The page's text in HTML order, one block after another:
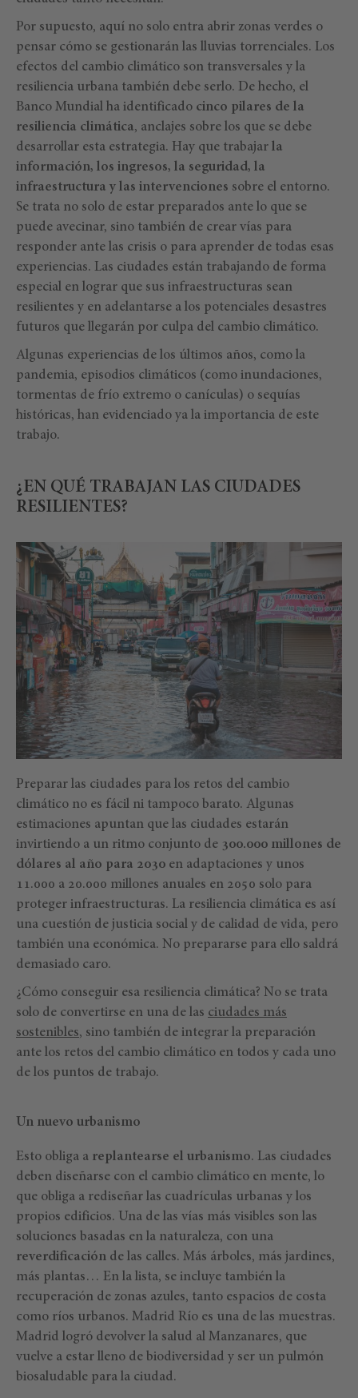
Por supuesto, aquí no solo entra abrir zonas verdes o
pensar cómo se gestionarán las lluvias torrenciales. Los
efectos del cambio climático son transversales y la
resiliencia urbana también debe serlo. De hecho, el
Banco Mundial ha identificado cinco pilares de la
resiliencia climática, anclajes sobre los que se debe
desarrollar esta estrategia. Hay que trabajar la
información, los ingresos, la seguridad, la
infraestructura y las intervenciones sobre el entorno.
Se trata no solo de estar preparados ante lo que se
puede avecinar, sino también de crear vías para
responder ante las crisis o para aprender de todas esas
experiencias. Las ciudades están trabajando de forma
especial en lograr que sus infraestructuras sean
resilientes y en adelantarse a los potenciales desastres
futuros que llegarán por culpa del cambio climático.
Algunas experiencias de los últimos años, como la
pandemia, episodios climáticos (como inundaciones,
tormentas de frío extremo o canículas) o sequías
históricas, han evidenciado ya la importancia de este
trabajo.
¿EN QUÉ TRABAJAN LAS CIUDADES
RESILIENTES?
Preparar las ciudades para los retos del cambio
climático no es fácil ni tampoco barato. Algunas
estimaciones apuntan que las ciudades estarán
invirtiendo a un ritmo conjunto de 300.000 millones de
dólares al año para 2030 en adaptaciones y unos
11.000 a 20.000 millones anuales en 2050 solo para
proteger infraestructuras. La resiliencia climática es así
una cuestión de justicia social y de calidad de vida, pero
también una económica. No prepararse para ello saldrá
demasiado caro.
¿Cómo conseguir esa resiliencia climática? No se trata
solo de convertirse en una de las ciudades más
sostenibles, sino también de integrar la preparación
ante los retos del cambio climático en todos y cada uno
de los puntos de trabajo.
Un nuevo urbanismo
Esto obliga a replantearse el urbanismo. Las ciudades
deben diseñarse con el cambio climático en mente, lo
que obliga a rediseñar las cuadrículas urbanas y los
propios edificios. Una de las vías más visibles son las
soluciones basadas en la naturaleza, con una
reverdificación de las calles. Más árboles, más jardines,
más plantas… En la lista, se incluye también la
recuperación de zonas azules, tanto espacios de costa
como ríos urbanos. Madrid Río es una de las muestras.
Madrid logró devolver la salud al Manzanares, que
vuelve a estar lleno de biodiversidad y ser un pulmón
biosaludable para la ciudad.